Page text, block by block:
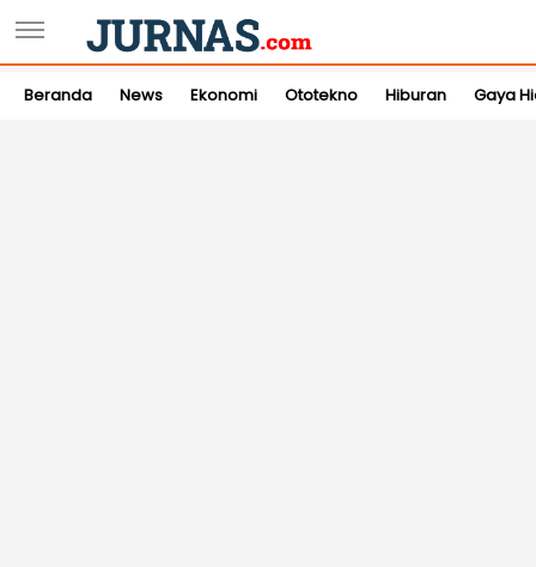
Beranda News Ekonomi Ototekno Hiburan Gaya